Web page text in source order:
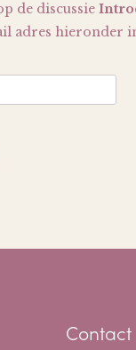
de discussie
adres hieronder
Contact